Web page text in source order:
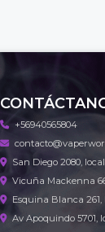
+56940565804
San Diego 2080,
Vicuña Mackenna
Esquina Blanca 261,
Av Apoquindo 5701,